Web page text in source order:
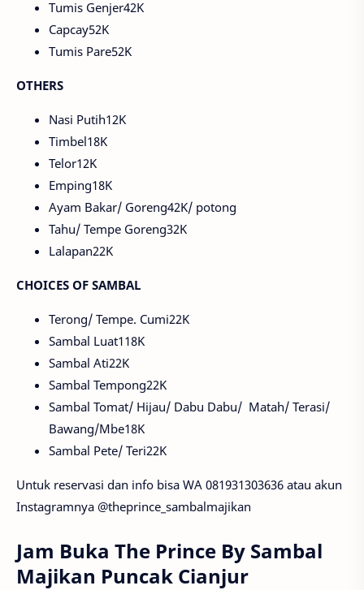
Tumis Genjer42K
Capcay52K
Tumis Pare52K
OTHERS
Nasi Putih12K
Timbel18K
Telor12K
Emping18K
Ayam Bakar/ Goreng42K/ potong
Tahu/ Tempe Goreng32K
Lalapan22K
CHOICES OF SAMBAL
Terong/ Tempe. Cumi22K
Sambal Luat118K
Sambal Ati22K
Sambal Tempong22K
Sambal Tomat/ Hijau/ Dabu Dabu/ Matah/ Terasi/
Bawang/Mbe18K
Sambal Pete/ Teri22K
Untuk reservasi dan info bisa WA 081931303636 atau akun
Instagramnya @theprince_sambalmajikan
Jam Buka The Prince By Sambal
Majikan Puncak Cianjur